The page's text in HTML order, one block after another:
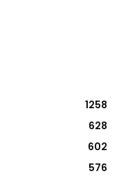
1258
628
602
576